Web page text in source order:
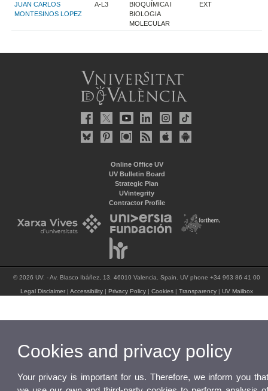
JUAN CARLOS
MONTESINOS LOPEZ
A-L3
BIOQUÍMICA I
BIOLOGIA
MOLECULAR
EXT
Online Office UV
UV Bulletin Board
Strategic Plan
UVintegrity
Contractor Profile
© 2026 UV. - Av. Blasco Ibáñez, 13. 46010 Valencia. Spain. UV phone +34 963 86 41 00
Legal Disclaimer |Accessibility Privacy Policy |Cookies |Transparency |UV Mailbox
Cookies and privacy policy
Your privacy is important for us. Therefore, we inform you